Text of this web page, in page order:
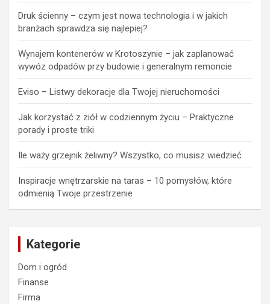
Druk ścienny – czym jest nowa technologia i w jakich
branżach sprawdza się najlepiej?
Wynajem kontenerów w Krotoszynie – jak zaplanować
wywóz odpadów przy budowie i generalnym remoncie
Eviso – Listwy dekoracje dla Twojej nieruchomości
Jak korzystać z ziół w codziennym życiu – Praktyczne
porady i proste triki
Ile waży grzejnik żeliwny? Wszystko, co musisz wiedzieć
Inspiracje wnętrzarskie na taras – 10 pomysłów, które
odmienią Twoje przestrzenie
Kategorie
Dom i ogród
Finanse
Firma